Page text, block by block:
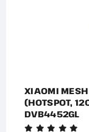
XIAOMI
(HOTSPOT,
DVB4452GL